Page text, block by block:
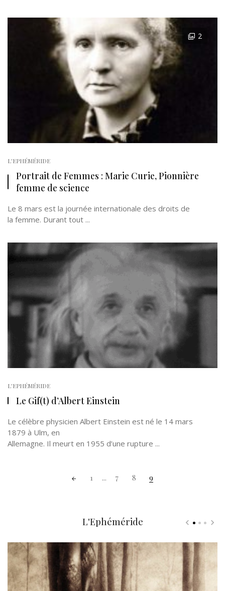
2
L'EPHÉMÉRIDE
Portrait de Femmes : Marie Curie, Pionnière
femme de science
Le 8 mars est la journée internationale des droits de
la femme. Durant tout ...
L'EPHÉMÉRIDE
Le Gif(t) d’Albert Einstein
Le célèbre physicien Albert Einstein est né le 14 mars
1879 à Ulm, en
Allemagne. Il meurt en 1955 d’une rupture ...
1 ... 7 8 9
L'Ephéméride